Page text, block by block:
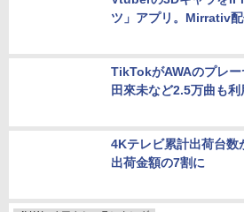
ツ」アプリ。Mirrativ
TikTokがAWAのプレ
田來未など2.5万曲も利
4Kテレビ累計出荷台数
出荷金額の7割に